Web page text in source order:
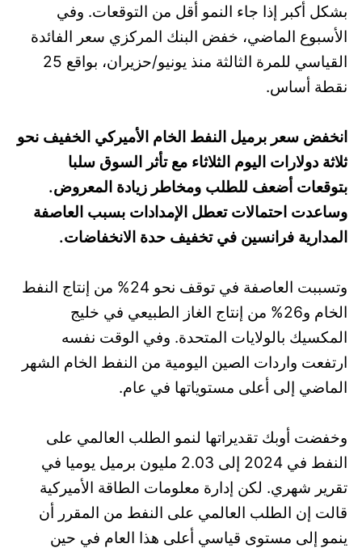
بشكل أكبر إذا جاء النمو أقل من التوقعات. وفي
الأسبوع الماضي، خفض البنك المركزي سعر الفائدة
القياسي للمرة الثالثة منذ يونيو/حزيران، بواقع 25
نقطة أساس.
انخفض سعر برميل النفط الخام الأميركي الخفيف نحو
ثلاثة دولارات اليوم الثلاثاء مع تأثر السوق سلبا
بتوقعات أضعف للطلب ومخاطر زيادة المعروض.
وساعدت احتمالات تعطل الإمدادات بسبب العاصفة
المدارية فرانسين في تخفيف حدة الانخفاضات.
وتسببت العاصفة في توقف نحو 24% من إنتاج النفط
الخام و26% من إنتاج الغاز الطبيعي في خليج
المكسيك بالولايات المتحدة. وفي الوقت نفسه
ارتفعت واردات الصين اليومية من النفط الخام الشهر
الماضي إلى أعلى مستوياتها في عام.
وخفضت أوبك تقديراتها لنمو الطلب العالمي على
النفط في 2024 إلى 2.03 مليون برميل يوميا في
تقرير شهري. لكن إدارة معلومات الطاقة الأميركية
قالت إن الطلب العالمي على النفط من المقرر أن
ينمو إلى مستوى قياسي أعلى هذا العام في حين